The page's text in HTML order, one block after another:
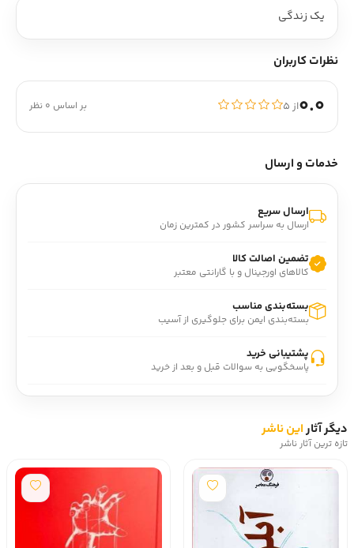
یک زندگی
نظرات کاربران
0.0از ۵ بر اساس 0 نظر
خدمات و ارسال
ارسال سریع
ارسال به سراسر کشور در کمترین زمان
تضمین اصالت کالا
کالاهای اورجینال و با گارانتی معتبر
بسته‌بندی مناسب
بسته‌بندی ایمن برای جلوگیری از آسیب
پشتیبانی خرید
پاسخگویی به سوالات قبل و بعد از خرید
دیگر آثاراین ناشر
تازه ترین آثار ناشر